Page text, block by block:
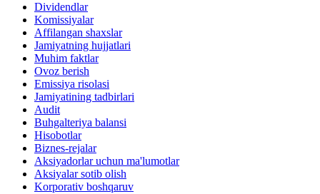
Dividendlar
Komissiyalar
Affilangan shaxslar
Jamiyatning hujjatlari
Muhim faktlar
Ovoz berish
Emissiya risolasi
Jamiyatining tadbirlari
Audit
Buhgalteriya balansi
Hisobotlar
Biznes-rejalar
Aksiyadorlar uchun ma'lumotlar
Aksiyalar sotib olish
Korporativ boshqaruv